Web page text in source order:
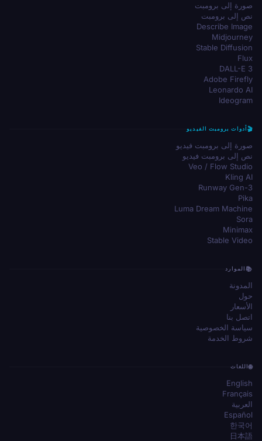
صورة إلى برومبت
نص إلى برومبت
Describe Image
Midjourney
Stable Diffusion
Flux
DALL-E 3
Adobe Firefly
Leonardo AI
Ideogram
أدوات برومبت الفيديو
صورة إلى برومبت فيديو
نص إلى برومبت فيديو
Veo / Flow Studio
Kling AI
Runway Gen-3
Pika
Luma Dream Machine
Sora
Minimax
Stable Video
الموارد
المدونة
حول
الأسعار
اتصل بنا
سياسة الخصوصية
شروط الخدمة
اللغات
English
Français
العربية
Español
한국어
日本語